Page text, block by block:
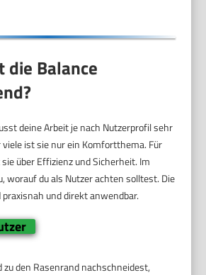
die Balance
deine Arbeit je nach Nutzerprofil sehr
ist sie nur ein Komfortthema. Für
über Effizienz und Sicherheit. Im
worauf du als Nutzer achten solltest. Die
und direkt anwendbar.
zu den Rasenrand nachschneidest,